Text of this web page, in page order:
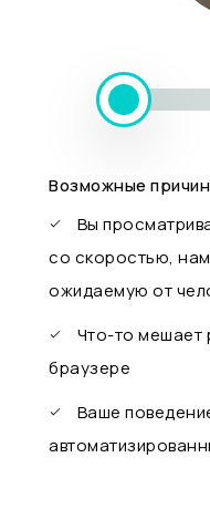
Возможные
Вы
со скоростью,
ожидаемую от
Что-то мешает
браузере
Ваше